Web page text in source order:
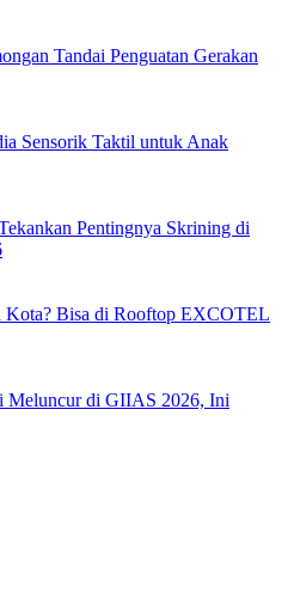
Tandai Penguatan Gerakan
Sensorik Taktil untuk Anak
Pentingnya Skrining di
Kota? Bisa di Rooftop EXCOTEL
Meluncur di GIIAS 2026, Ini